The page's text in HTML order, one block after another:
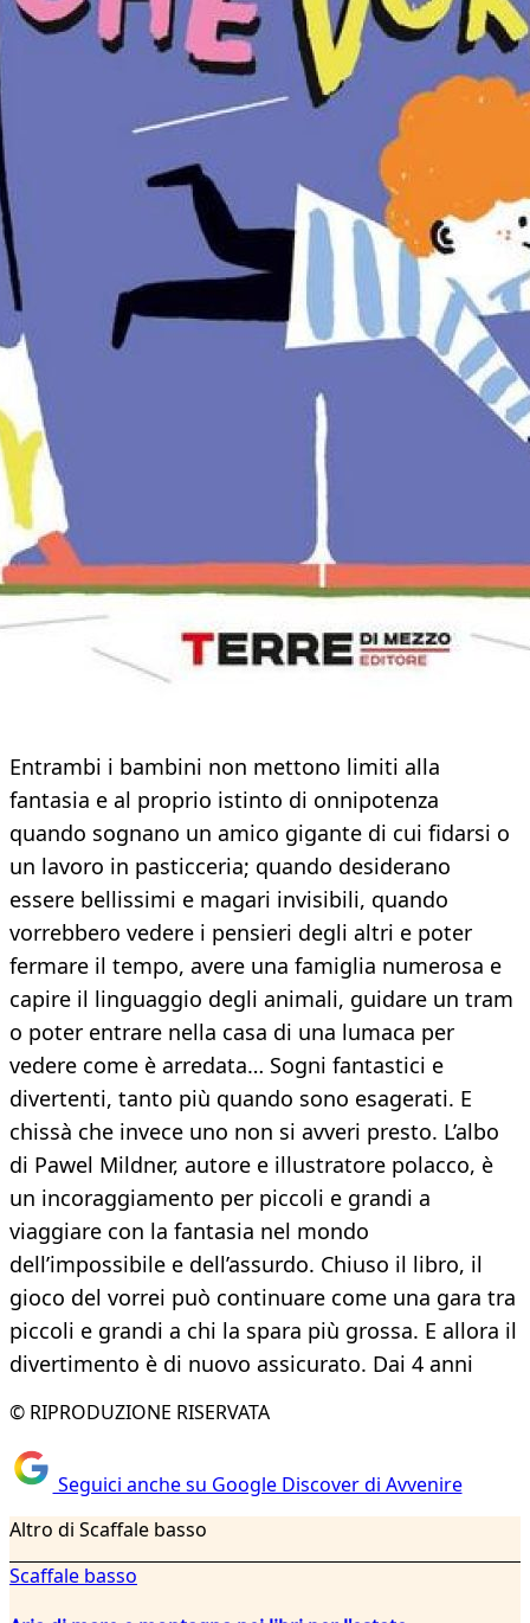
Entrambi i bambini non mettono limiti alla
fantasia e al proprio istinto di onnipotenza
quando sognano un amico gigante di cui fidarsi o
un lavoro in pasticceria; quando desiderano
essere bellissimi e magari invisibili, quando
vorrebbero vedere i pensieri degli altri e poter
fermare il tempo, avere una famiglia numerosa e
capire il linguaggio degli animali, guidare un tram
o poter entrare nella casa di una lumaca per
vedere come è arredata… Sogni fantastici e
divertenti, tanto più quando sono esagerati. E
chissà che invece uno non si avveri presto. L’albo
di Pawel Mildner, autore e illustratore polacco, è
un incoraggiamento per piccoli e grandi a
viaggiare con la fantasia nel mondo
dell’impossibile e dell’assurdo. Chiuso il libro, il
gioco del vorrei può continuare come una gara tra
piccoli e grandi a chi la spara più grossa. E allora il
divertimento è di nuovo assicurato. Dai 4 anni
© RIPRODUZIONE RISERVATA
Seguici anche su Google Discover di Avvenire
Altro di Scaffale basso
Scaffale basso